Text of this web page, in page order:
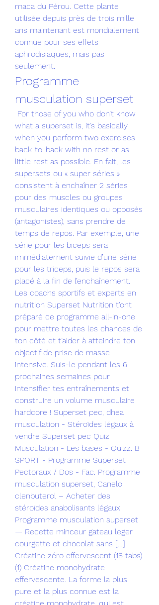
maca du Pérou. Cette plante
utilisée depuis près de trois mille
ans maintenant est mondialement
connue pour ses effets
aphrodisiaques, mais pas
seulement.
Programme
musculation superset
what a superset is, it’s basically
when you perform two exercises
back-to-back with no rest or as
little rest as possible. En fait, les
supersets ou « super séries »
consistent à enchaîner 2 séries
pour des muscles ou groupes
musculaires identiques ou opposés
(antagonistes), sans prendre de
temps de repos. Par exemple, une
série pour les biceps sera
immédiatement suivie d’une série
pour les triceps, puis le repos sera
placé à la fin de l’enchaînement.
Les coachs sportifs et experts en
nutrition Superset Nutrition t’ont
préparé ce programme all-in-one
pour mettre toutes les chances de
ton côté et t’aider à atteindre ton
objectif de prise de masse
intensive. Suis-le pendant les 6
prochaines semaines pour
intensifier tes entraînements et
construire un volume musculaire
hardcore ! Superset pec, dhea
musculation - Stéroïdes légaux à
vendre Superset pec Quiz
Musculation - Les bases - Quizz. B
SPORT - Programme Superset
Pectoraux / Dos - Fac. Programme
musculation superset, Canelo
clenbuterol – Acheter des
stéroïdes anabolisants légaux
Programme musculation superset
— Recette minceur gateau leger
courgette et chocolat sans […].
Créatine zéro effervescent (18 tabs)
(1) Créatine monohydrate
effervescente. La forme la plus
pure et la plus connue est la